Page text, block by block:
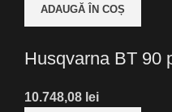
ADAUGĂ ÎN COȘ
Husqvarna BT 90
lei